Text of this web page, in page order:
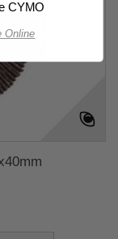
CYMO
Online